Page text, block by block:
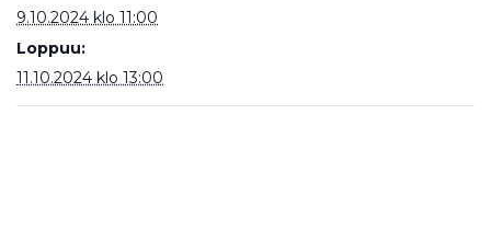
9.10.2024 klo 11:00
Loppuu:
11.10.2024 klo 13:00